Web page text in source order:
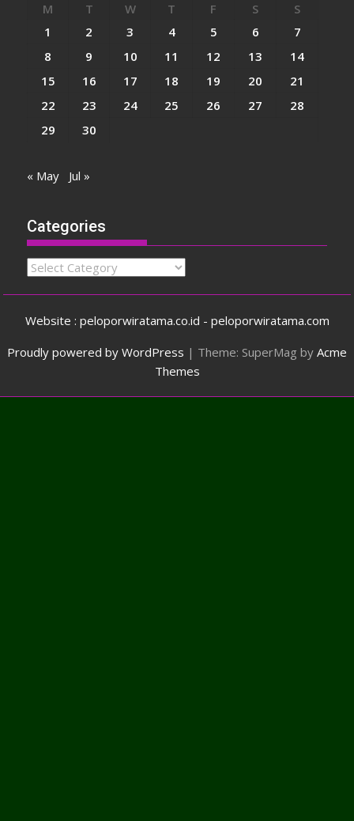
M T W T F S
S
1
2 3 4 5 6
7
8
9 10 11 12 13
14
15
16 17 18 19 20
21
22
23 24 25 26 27
28
29
30
« May Jul »
Categories
Categories
Website : peloporwiratama.co.id - peloporwiratama.com
Proudly powered by WordPress | Theme: SuperMag by Acme
Themes